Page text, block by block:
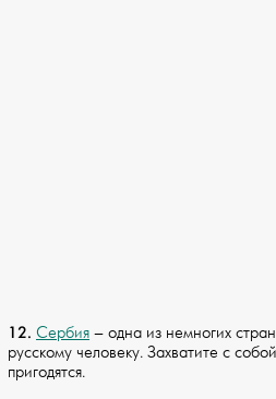
12. Сербия – одна из немногих
русскому человеку. Захватите с
пригодятся.